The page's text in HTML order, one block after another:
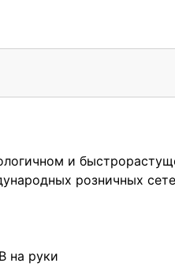
и
розничных
на руки